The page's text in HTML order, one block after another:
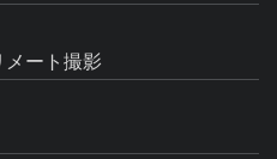
メート撮影